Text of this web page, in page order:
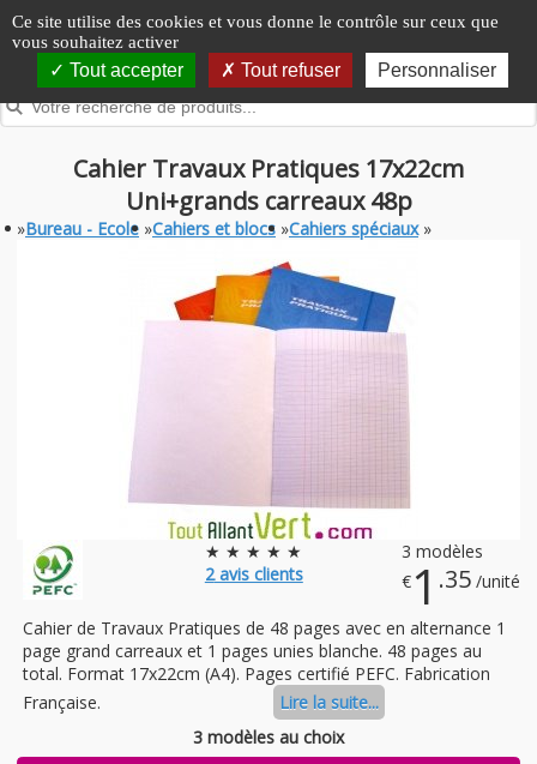
Panneau de gestion des cookies
Ce site utilise des cookies et vous donne le contrôle sur ceux que
vous souhaitez activer
Tout accepter Tout refuser Personnaliser
Cahier Travaux Pratiques 17x22cm
Uni+grands carreaux 48p
»Bureau - Ecole »Cahiers et blocs »Cahiers spéciaux »
★ ★ ★ ★ ★
2avis clients
3 modèles
€ 1 .35 /unité
Cahier de Travaux Pratiques de 48 pages avec en alternance 1
page grand carreaux et 1 pages unies blanche. 48 pages au
total. Format 17x22cm (A4). Pages certifié PEFC. Fabrication
Française.
Lire la suite...
3 modèles au choix